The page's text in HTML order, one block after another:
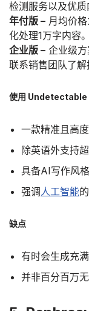
检测服务以及优质
年付版 – 月均价
化处理1万字内容。
企业版 – 企业级
联系销售团队了解
使用 Undetectable
一款精准且高
除英语外支持
具备AI写作风
强调人工智能
缺点
有时会生成充
并非百分百万